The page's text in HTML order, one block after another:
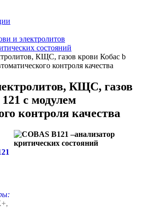
и электролитов
состояний
КЩС, газов крови Кобас b
контроля качества
КЩС, газов
с модулем
контроля качества